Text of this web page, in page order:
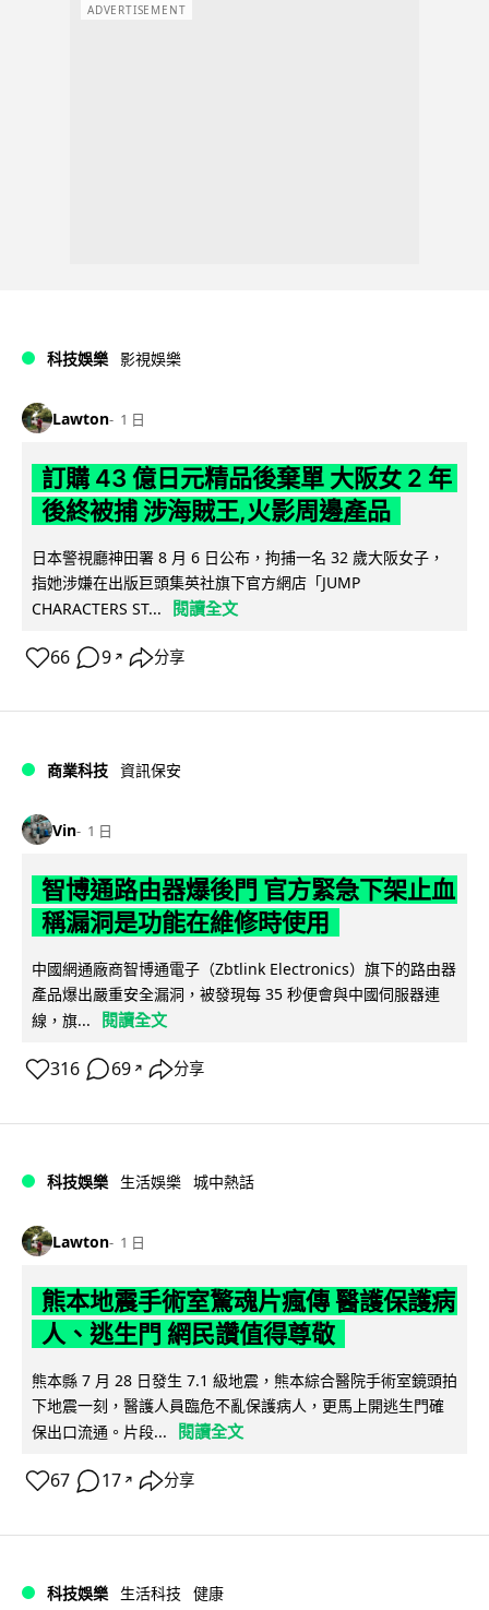
ADVERTISEMENT
科技娛樂 影視娛樂
Lawton 1 日
訂購 43 億日元精品後棄單 大阪女 2 年
後終被捕 涉海賊王,火影周邊產品
日本警視廳神田署 8 月 6 日公布，拘捕一名 32 歲大阪女子，
指她涉嫌在出版巨頭集英社旗下官方網店「JUMP
CHARACTERS ST...
閱讀全文
66 9 ↗ 分享
商業科技 資訊保安
Vin 1 日
智博通路由器爆後門 官方緊急下架止血
稱漏洞是功能在維修時使用
中國網通廠商智博通電子（Zbtlink Electronics）旗下的路由器
產品爆出嚴重安全漏洞，被發現每 35 秒便會與中國伺服器連
線，旗...
閱讀全文
316 69 ↗ 分享
科技娛樂 生活娛樂 城中熱話
Lawton 1 日
熊本地震手術室驚魂片瘋傳 醫護保護病
人、逃生門 網民讚值得尊敬
熊本縣 7 月 28 日發生 7.1 級地震，熊本綜合醫院手術室鏡頭拍
下地震一刻，醫護人員臨危不亂保護病人，更馬上開逃生門確
保出口流通。片段...
閱讀全文
67 17 ↗ 分享
科技娛樂 生活科技 健康